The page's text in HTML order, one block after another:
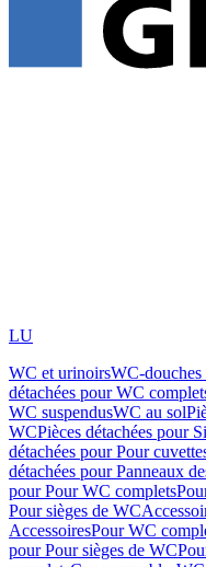
LU
WC et urinoirsWC-
détachées pour WC
WC suspendusWC au sol
WCPièces détachées pour
détachées pour Pour
détachées pour Panneaux
pour Pour WC complets
Pour sièges de WC
AccessoiresPour WC
pour Pour sièges de WC